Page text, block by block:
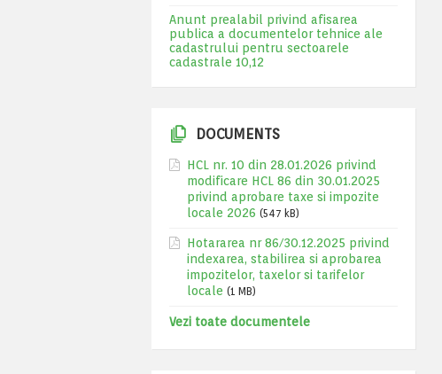
Anunt prealabil privind afisarea
publica a documentelor tehnice ale
cadastrului pentru sectoarele
cadastrale 10,12
DOCUMENTS
HCL nr. 10 din 28.01.2026 privind
modificare HCL 86 din 30.01.2025
privind aprobare taxe si impozite
locale 2026 (547 kB)
Hotararea nr 86/30.12.2025 privind
indexarea, stabilirea si aprobarea
impozitelor, taxelor si tarifelor
locale (1 MB)
Vezi toate documentele